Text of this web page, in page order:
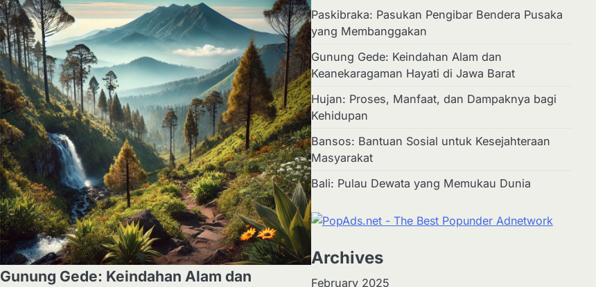
Gunung Gede: Keindahan Alam dan
Paskibraka: Pasukan Pengibar Bendera Pusaka
yang Membanggakan
Gunung Gede: Keindahan Alam dan
Keanekaragaman Hayati di Jawa Barat
Hujan: Proses, Manfaat, dan Dampaknya bagi
Kehidupan
Bansos: Bantuan Sosial untuk Kesejahteraan
Masyarakat
Bali: Pulau Dewata yang Memukau Dunia
Archives
February 2025
2